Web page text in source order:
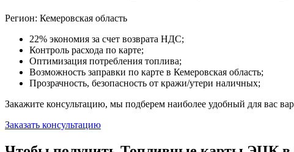
Регион: Кемеровская область
22% экономия за счет возврата НДС;
Контроль расхода по карте;
Оптимизация потребления топлива;
Возможность заправки по карте в Кемеровская область;
Прозрачность, безопасность от кражи/утери наличных;
Закажите консультацию, мы подберем наиболее удобный для вас
Заказать консультацию